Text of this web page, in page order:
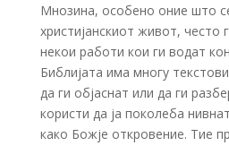
Мнозина, особено оние што
христијанскиот живот, често
некои работи кои ги водат
Библијата има многу
да ги објаснат или да ги
користи да ја поколеба
како Божје откровение. Тие